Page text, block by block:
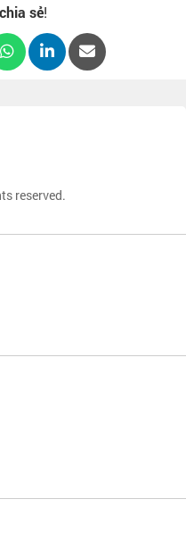
chia sẻ!
reserved.